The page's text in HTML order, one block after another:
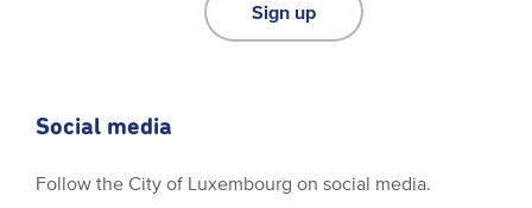
Sign up
Social media
Follow the City of Luxembourg on social media.